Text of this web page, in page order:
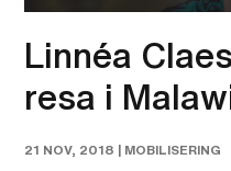
Linnéa
resa i
21 NOV, 2018 | MOBILISERING